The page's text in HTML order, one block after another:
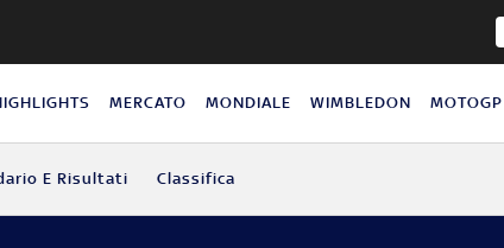
MERCATO MONDIALE WIMBLEDON MOTOGP
E Risultati Classifica